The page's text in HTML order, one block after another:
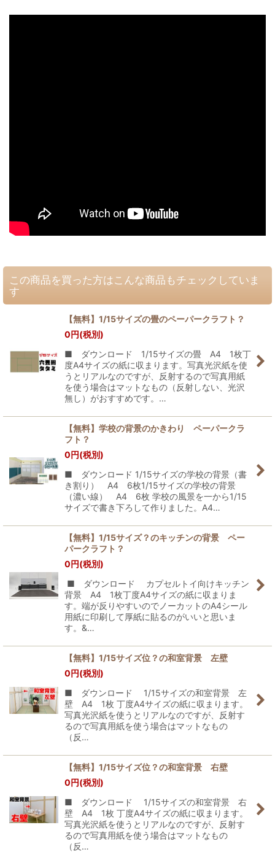
この商品を買った方はこんな商品もチェックしていま
す
【無料】1/15サイズの畳のペーパークラフト？
0円(税別)
■ ダウンロード 1/15サイズの畳 A4 1枚丁
度A4サイズの紙に収まります。写真光沢紙を使
うとリアルなのですが、反射するので写真用紙
を使う場合はマットなもの（反射しない、光沢
無し）がおすすめです。…
【無料】学校の背景のかきわり ペーパークラ
フト？
0円(税別)
■ ダウンロード 1/15サイズの学校の背景（書
き割り） A4 6枚1/15サイズの学校の背景
（濃い線） A4 6枚 学校の風景を一から1/15
サイズで書き下ろして作りました。A4…
【無料】1/15サイズ？のキッチンの背景 ペー
パークラフト？
0円(税別)
■ ダウンロード カプセルトイ向けキッチン
背景 A4 1枚丁度A4サイズの紙に収まりま
す。端が反りやすいのでノーカットのA4シール
用紙に印刷して厚紙に貼るのがいいと思いま
す。&…
【無料】1/15サイズ位？の和室背景 左壁
0円(税別)
■ ダウンロード 1/15サイズの和室背景 左
壁 A4 1枚 丁度A4サイズの紙に収まります。
写真光沢紙を使うとリアルなのですが、反射す
るので写真用紙を使う場合はマットなもの
（反…
【無料】1/15サイズ位？の和室背景 右壁
0円(税別)
■ ダウンロード 1/15サイズの和室背景 右
壁 A4 1枚 丁度A4サイズの紙に収まります。
写真光沢紙を使うとリアルなのですが、反射す
るので写真用紙を使う場合はマットなもの
（反…